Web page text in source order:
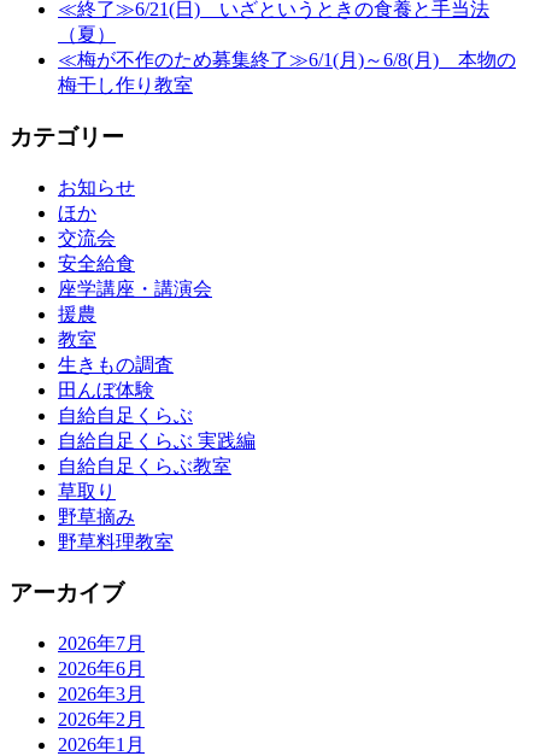
≪終了≫6/21(日) いざというときの食養と手当法
（夏）
≪梅が不作のため募集終了≫6/1(月)～6/8(月) 本物の
梅干し作り教室
カテゴリー
お知らせ
ほか
交流会
安全給食
座学講座・講演会
援農
教室
生きもの調査
田んぼ体験
自給自足くらぶ
自給自足くらぶ 実践編
自給自足くらぶ教室
草取り
野草摘み
野草料理教室
アーカイブ
2026年7月
2026年6月
2026年3月
2026年2月
2026年1月